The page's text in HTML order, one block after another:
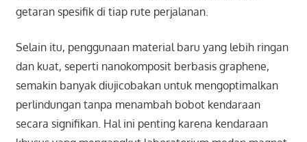
getaran spesifik di tiap rute perjalanan.
Selain itu, penggunaan material baru yang lebih ringan
dan kuat, seperti nanokomposit berbasis graphene,
semakin banyak diujicobakan untuk mengoptimalkan
perlindungan tanpa menambah bobot kendaraan
secara signifikan. Hal ini penting karena kendaraan